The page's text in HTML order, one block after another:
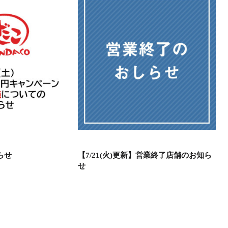
せ
【7/21(火)更新】営業終了店舗のお知ら
せ